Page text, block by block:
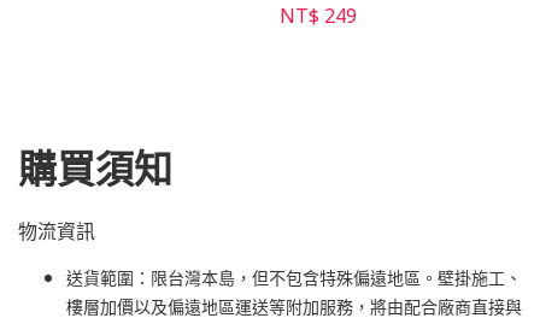
NT$ 249
購買須知
物流資訊
送貨範圍：限台灣本島，但不包含特殊偏遠地區。壁掛施工、
樓層加價以及偏遠地區運送等附加服務，將由配合廠商直接與